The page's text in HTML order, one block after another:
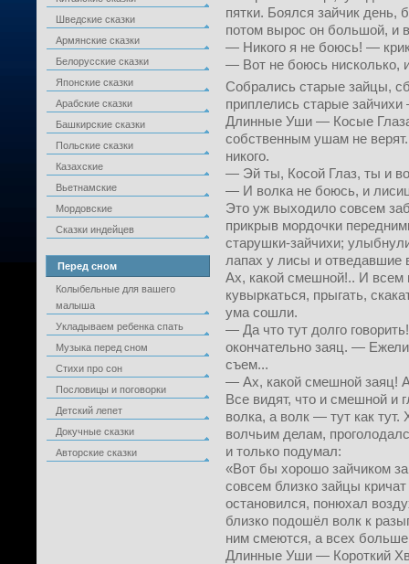
Шведские сказки
Армянские сказки
Белорусские сказки
Японские сказки
Арабские сказки
Башкирские сказки
Польские сказки
Казахские
Вьетнамские
Мордовские
Сказки индейцев
Перед сном
Колыбельные для вашего
малыша
Укладываем ребенка спать
Музыка перед сном
Стихи про сон
Пословицы и поговорки
Детский лепет
Докучные сказки
Авторские сказки
пятки. Боялся зайчик день,
потом вырос он большой, и
— Никого я не боюсь! —
— Вот не боюсь нисколько,
Собрались старые зайцы,
приплелись старые
Длинные Уши — Косые
собственным ушам не
никого.
— Эй ты, Косой Глаз, ты и
— И волка не боюсь, и
Это уж выходило совсем
прикрыв мордочки
старушки-зайчихи;
лапах у лисы и отведавшие
Ах, какой смешной!.. И всем
кувыркаться, прыгать,
ума сошли.
— Да что тут долго
окончательно заяц. —
съем...
— Ах, какой смешной заяц!
Все видят, что и смешной и
волка, а волк — тут как
волчьим делам,
и только подумал:
«Вот бы хорошо зайчиком
совсем близко зайцы
остановился, понюхал
близко подошёл волк к
ним смеются, а всех
Длинные Уши — Короткий